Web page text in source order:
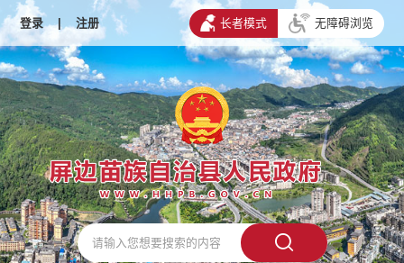
登录 | 注册 长者模式 无障碍浏览